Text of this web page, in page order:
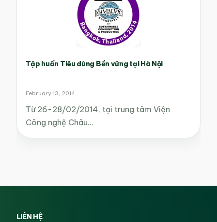
Tập huấn Tiêu dùng Bền vững tại Hà Nội
February 13, 2014
Từ 26-28/02/2014, tại trung tâm Viện
Công nghệ Châu…
LIÊN HỆ